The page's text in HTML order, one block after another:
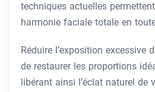
techniques actuelles
harmonie faciale totale en
Réduire l’exposition excessive
de restaurer les proportions
libérant ainsi l’éclat naturel de